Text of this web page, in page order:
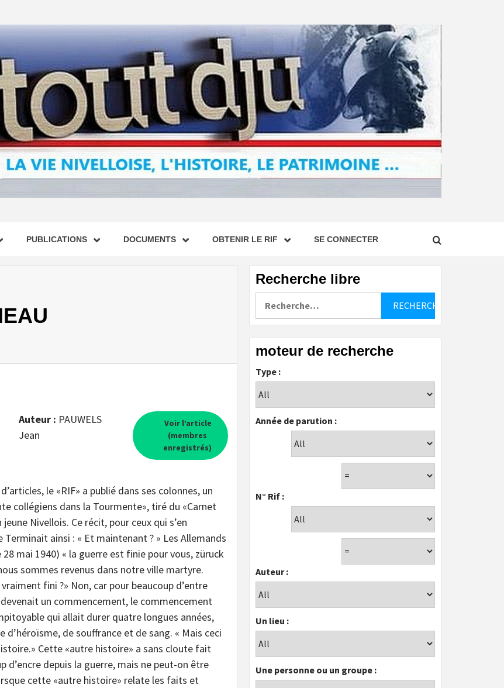
PUBLICATIONS DOCUMENTS OBTENIR LE RIF SE CONNECTER
Auteur : PAUWELS
Jean
Voir l’article
(membres
enregistrés)
le «RIF» a publié dans ses colonnes, un
collégiens dans la Tourmente», tiré du «Carnet
jeune Nivellois. Ce récit, pour ceux qui s’en
Terminait ainsi : « Et maintenant ? » Les Allemands
mai 1940) « la guerre est finie pour vous, züruck
sommes revenus dans notre ville martyre.
fini ?» Non, car pour beaucoup d’entre
un commencement, le commencement
qui allait durer quatre longues années,
d’héroïsme, de souffrance et de sang. « Mais ceci
Cette «autre histoire» a sans cloute fait
d’encre depuis la guerre, mais ne peut-on être
cette «autre histoire» relate les faits et
Recherche libre
moteur de recherche
Type :
Année de parution :
N° Rif :
Auteur :
Un lieu :
Une personne ou un groupe :